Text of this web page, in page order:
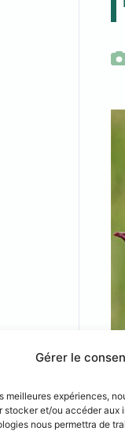
Gérer le
meilleures expériences,
stocker et/ou accéder aux
nous permettra de